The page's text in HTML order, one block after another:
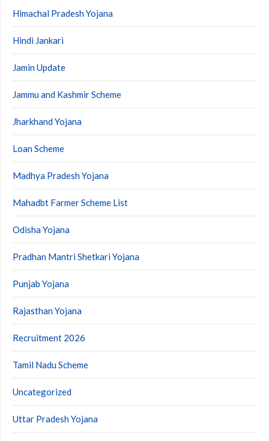
Himachal Pradesh Yojana
Hindi Jankari
Jamin Update
Jammu and Kashmir Scheme
Jharkhand Yojana
Loan Scheme
Madhya Pradesh Yojana
Mahadbt Farmer Scheme List
Odisha Yojana
Pradhan Mantri Shetkari Yojana
Punjab Yojana
Rajasthan Yojana
Recruitment 2026
Tamil Nadu Scheme
Uncategorized
Uttar Pradesh Yojana